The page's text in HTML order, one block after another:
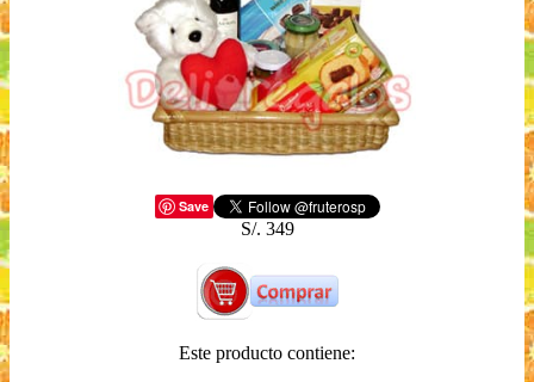
Save
S/. 349
Este producto contiene: